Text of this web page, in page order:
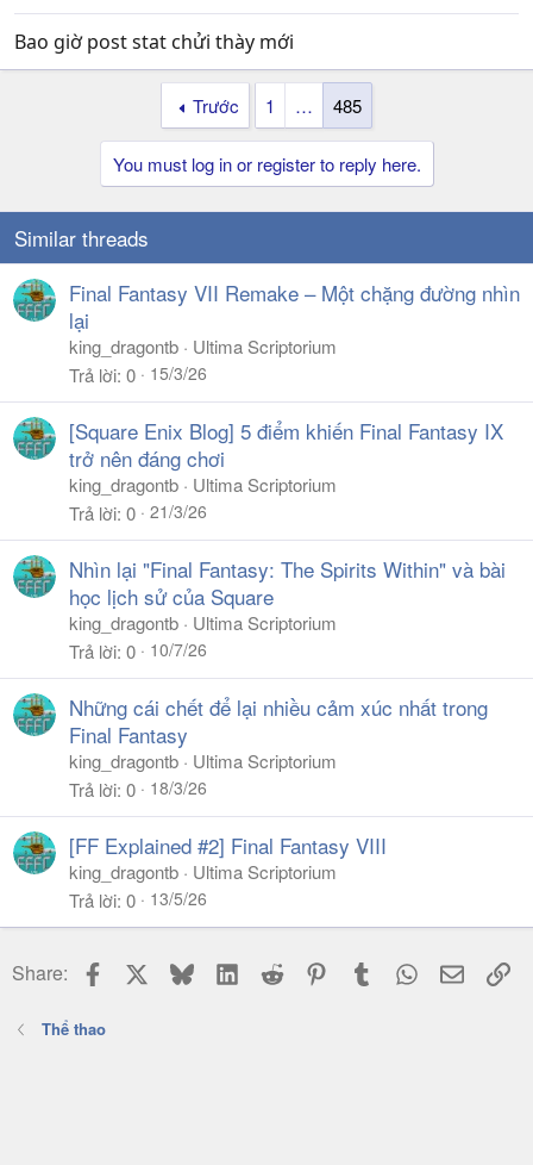
Bao giờ post stat chửi thày mới
Trước 1 … 485
You must log in or register to reply here.
Similar threads
Final Fantasy VII Remake – Một chặng đường nhìn
lại
king_dragontb
Ultima Scriptorium
Trả lời 0 15/3/26
[Square Enix Blog] 5 điểm khiến Final Fantasy IX
trở nên đáng chơi
king_dragontb
Ultima Scriptorium
Trả lời 0 21/3/26
Nhìn lại "Final Fantasy: The Spirits Within" và bài
học lịch sử của Square
king_dragontb
Ultima Scriptorium
Trả lời 0 10/7/26
Những cái chết để lại nhiều cảm xúc nhất trong
Final Fantasy
king_dragontb
Ultima Scriptorium
Trả lời 0 18/3/26
[FF Explained #2] Final Fantasy VIII
king_dragontb
Ultima Scriptorium
Trả lời 0 13/5/26
Share: Facebook BlueskyLinkedIn
Reddit PinterestTumblr WhatsApp
Email
Thể thao